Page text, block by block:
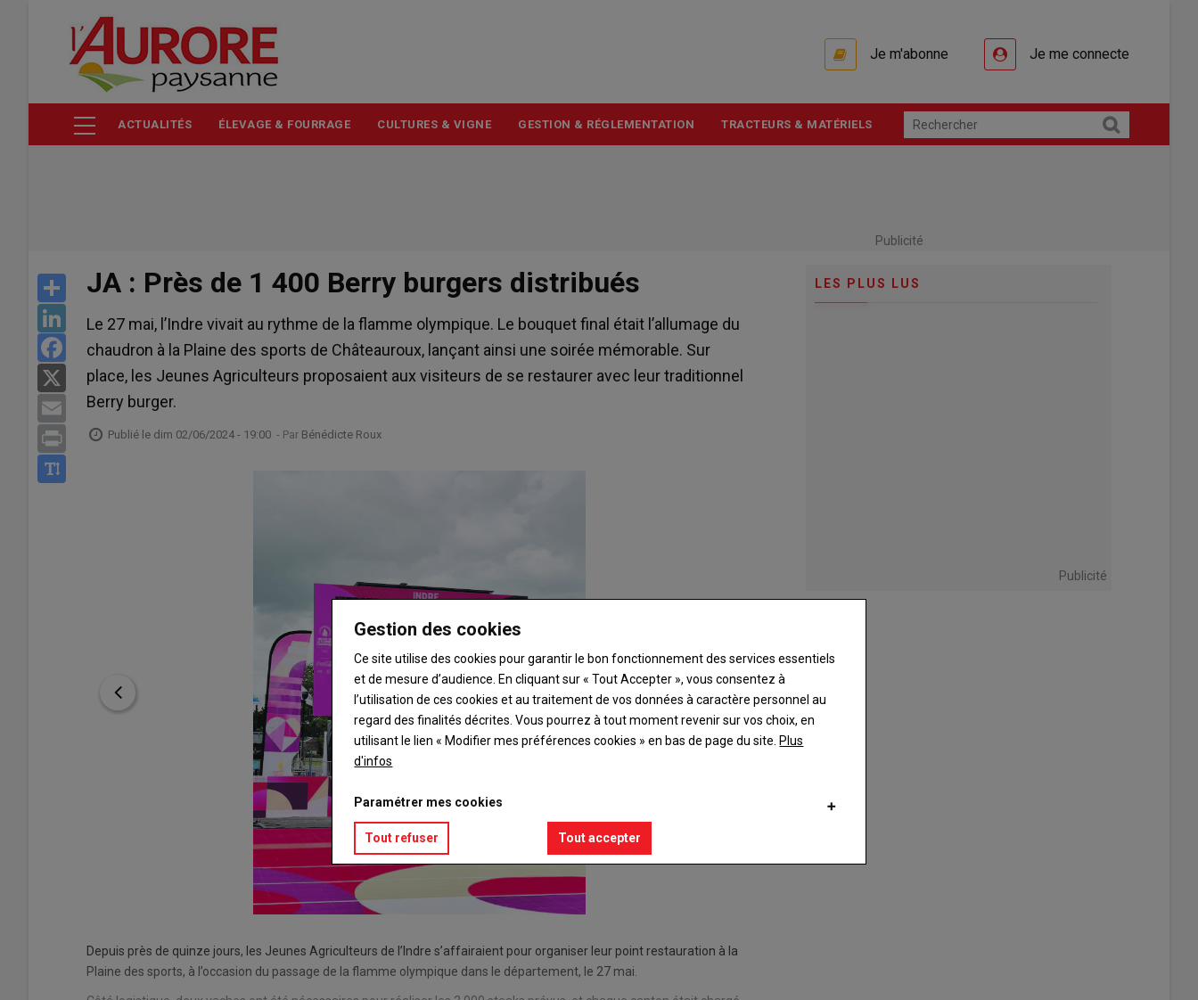
contenu
Je m'abonne Je me connecte
ACTUALITÉS ÉLEVAGE & FOURRAGE CULTURES & VIGNE GESTION & RÉGLEMENTATION TRACTEURS & MATÉRIELS
Publicité
Share
LinkedIn
Facebook
Email
Print
JA : Près de 1 400 Berry burgers distribués
Le 27 mai, l’Indre vivait au rythme de la flamme olympique. Le bouquet final était l’allumage du
chaudron à la Plaine des sports de Châteauroux, lançant ainsi une soirée mémorable. Sur
place, les Jeunes Agriculteurs proposaient aux visiteurs de se restaurer avec leur traditionnel
Berry burger.
Publié le dim 02/06/2024 - 19:00 - Par Bénédicte Roux
Depuis près de quinze jours, les Jeunes Agriculteurs de l’Indre s’affairaient pour organiser leur point restauration à la
Plaine des sports, à l’occasion du passage de la flamme olympique dans le département, le 27 mai.
LES PLUS LUS
Publicité
Gestion des cookies
Ce site utilise des cookies pour garantir le bon fonctionnement des services essentiels
et de mesure d’audience. En cliquant sur « Tout Accepter », vous consentez à
l’utilisation de ces cookies et au traitement de vos données à caractère personnel au
regard des finalités décrites. Vous pourrez à tout moment revenir sur vos choix, en
utilisant le lien « Modifier mes préférences cookies » en bas de page du site. Plus
d'infos
Paramétrer mes cookies
Tout refuser Tout accepter